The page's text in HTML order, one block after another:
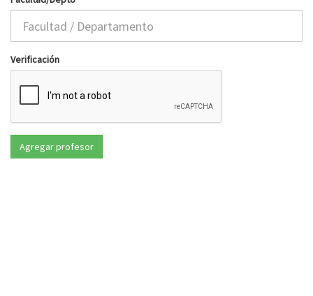
Verificación